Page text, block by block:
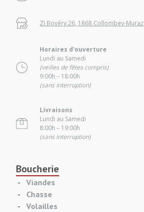
ZI Bovéry 26, 1868 Collombey-Muraz
Horaires d'ouverture
Lundi au Samedi
(veilles de fêtes compris)
9:00h – 18:00h
(sans interruption)
Livraisons
Lundi au Samedi
8:00h – 19:00h
(sans interruption)
Boucherie
Viandes
Chasse
Volailles